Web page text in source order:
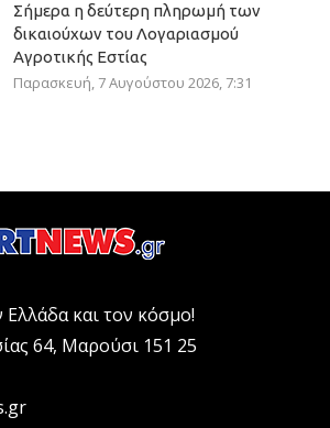
Σήμερα η δεύτερη πληρωμή των
δικαιούχων του Λογαριασμού
Αγροτικής Εστίας
Παρασκευή, 7 Αυγούστου 2026, 7:31
Ελλάδα και τον κόσμο!
64, Μαρούσι 151 25